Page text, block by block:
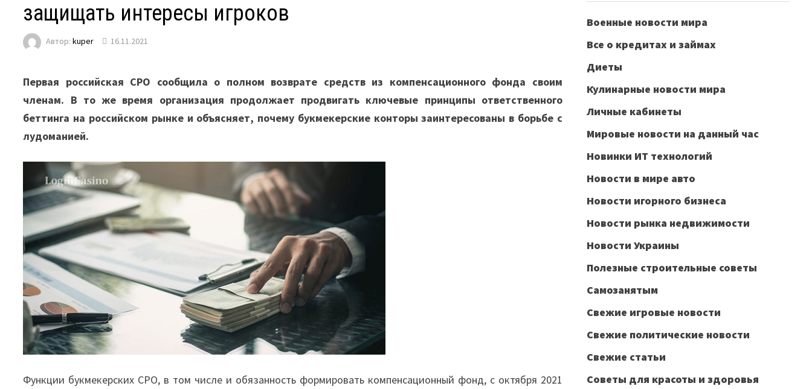
защищать интересы игроков
Автор:kuper 16.11.2021
Первая российская СРО сообщила о полном возврате средств из компенсационного фонда своим
членам. В то же время организация продолжает продвигать ключевые принципы ответственного
беттинга на российском рынке и объясняет, почему букмекерские конторы заинтересованы в борьбе с
лудоманией.
Функции букмекерских СРО, в том числе и обязанность формировать компенсационный фонд, с октября 2021
Военные новости мира
Все о кредитах и займах
Диеты
Кулинарные новости мира
Личные кабинеты
Мировые новости на данный час
Новинки ИТ технологий
Новости в мире авто
Новости игорного бизнеса
Новости рынка недвижимости
Новости Украины
Полезные строительные советы
Самозанятым
Свежие игровые новости
Свежие политические новости
Свежие статьи
Советы для красоты и здоровья